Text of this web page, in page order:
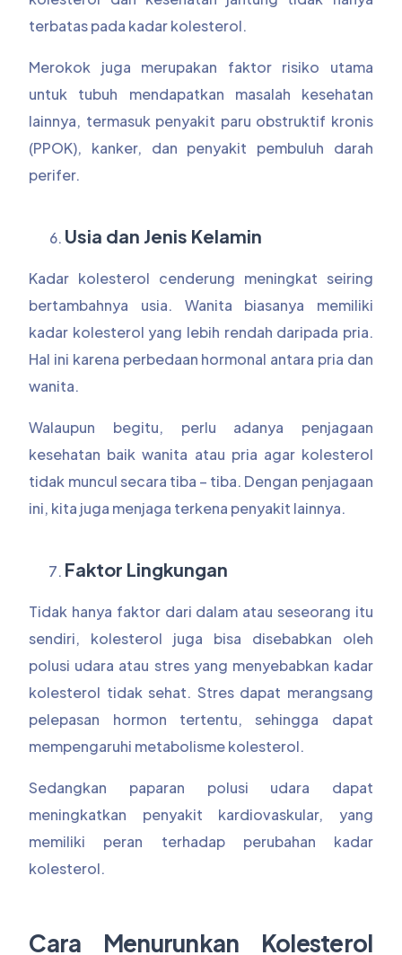
terbatas pada kadar kolesterol.
Merokok juga merupakan faktor risiko utama
untuk tubuh mendapatkan masalah kesehatan
lainnya, termasuk penyakit paru obstruktif kronis
(PPOK), kanker, dan penyakit pembuluh darah
perifer.
Usia dan Jenis Kelamin
Kadar kolesterol cenderung meningkat seiring
bertambahnya usia. Wanita biasanya memiliki
kadar kolesterol yang lebih rendah daripada pria.
Hal ini karena perbedaan hormonal antara pria dan
wanita.
Walaupun begitu, perlu adanya penjagaan
kesehatan baik wanita atau pria agar kolesterol
tidak muncul secara tiba – tiba. Dengan penjagaan
ini, kita juga menjaga terkena penyakit lainnya.
Faktor Lingkungan
Tidak hanya faktor dari dalam atau seseorang itu
sendiri, kolesterol juga bisa disebabkan oleh
polusi udara atau stres yang menyebabkan kadar
kolesterol tidak sehat. Stres dapat merangsang
pelepasan hormon tertentu, sehingga dapat
mempengaruhi metabolisme kolesterol.
Sedangkan paparan polusi udara dapat
meningkatkan penyakit kardiovaskular, yang
memiliki peran terhadap perubahan kadar
kolesterol.
Cara Menurunkan Kolesterol